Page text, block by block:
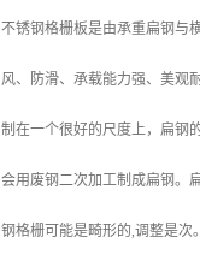
不锈钢格栅板是由承重扁钢与
风、防滑、承载能力强、美观
制在一个很好的尺度上，扁钢
会用废钢二次加工制成扁钢。
钢格栅可能是畸形的,调整是次